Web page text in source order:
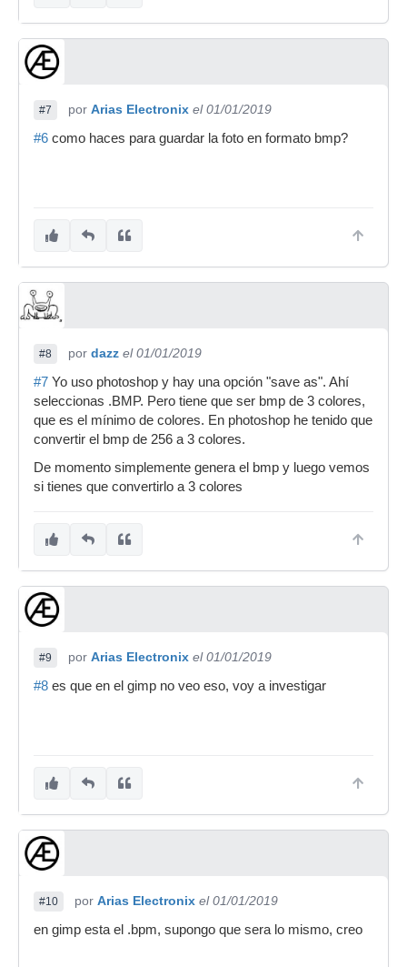
#7 por Arias Electronix el 01/01/2019
#6 como haces para guardar la foto en formato bmp?
#8 por dazz el 01/01/2019
#7 Yo uso photoshop y hay una opción "save as". Ahí
seleccionas .BMP. Pero tiene que ser bmp de 3 colores,
que es el mínimo de colores. En photoshop he tenido que
convertir el bmp de 256 a 3 colores.
De momento simplemente genera el bmp y luego vemos
si tienes que convertirlo a 3 colores
#9 por Arias Electronix el 01/01/2019
#8 es que en el gimp no veo eso, voy a investigar
#10 por Arias Electronix el 01/01/2019
en gimp esta el .bpm, supongo que sera lo mismo, creo